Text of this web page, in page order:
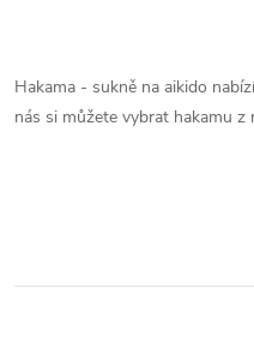
ů
t
v
a
Hakama - sukně na aikido
nás si můžete vybrat hakamu z